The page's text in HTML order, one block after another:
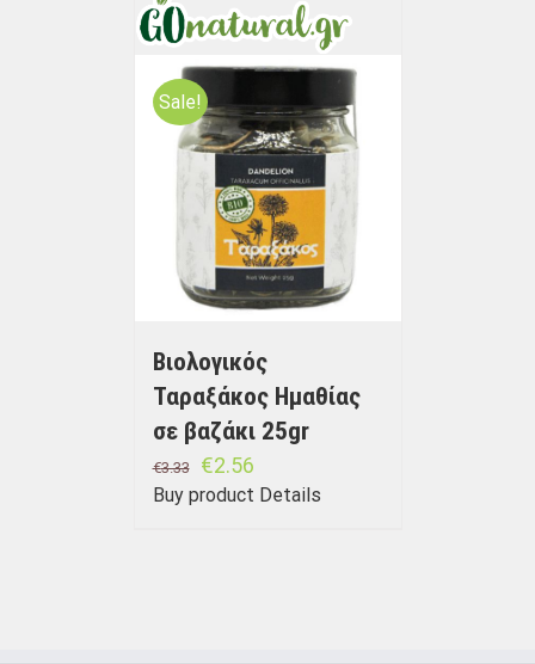
Sale!
Βιολογικός
Ταραξάκος Ημαθίας
σε βαζάκι 25gr
€3.33 €2.56
Buy product Details